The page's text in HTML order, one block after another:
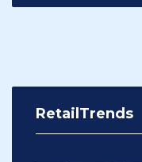
RetailTrends